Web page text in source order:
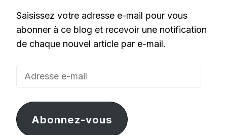
Saisissez votre adresse e-mail pour vous
abonner à ce blog et recevoir une notification
de chaque nouvel article par e-mail.
Adresse
mail
Abonnez-vous